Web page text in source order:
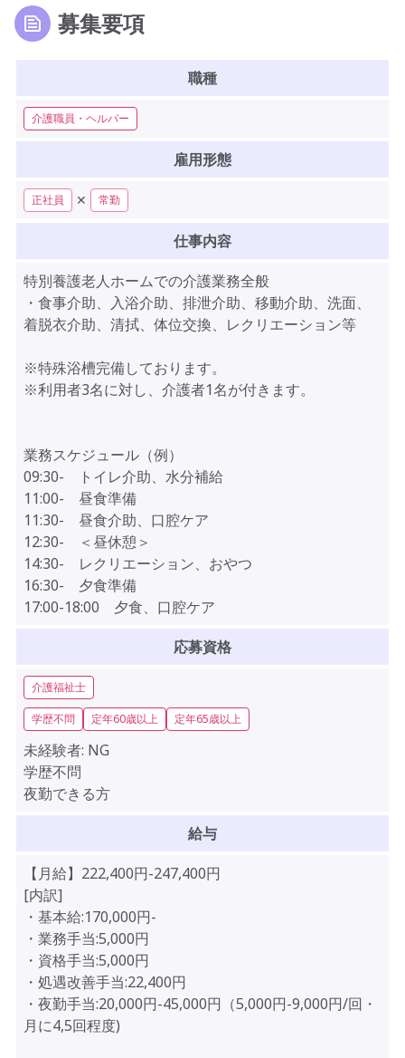
募集要項
職種
介護職員・ヘルパー
雇用形態
正社員 ✕ 常勤
仕事内容
特別養護老人ホームでの介護業務全般
・食事介助、入浴介助、排泄介助、移動介助、洗面、
着脱衣介助、清拭、体位交換、レクリエーション等
※特殊浴槽完備しております。
※利用者3名に対し、介護者1名が付きます。
業務スケジュール（例）
09:30- トイレ介助、水分補給
11:00- 昼食準備
11:30- 昼食介助、口腔ケア
12:30- ＜昼休憩＞
14:30- レクリエーション、おやつ
16:30- 夕食準備
17:00-18:00 夕食、口腔ケア
応募資格
介護福祉士
学歴不問 定年60歳以上 定年65歳以上
未経験者: NG
学歴不問
夜勤できる方
給与
【月給】222,400円-247,400円
[内訳]
・基本給:170,000円-
・業務手当:5,000円
・資格手当:5,000円
・処遇改善手当:22,400円
・夜勤手当:20,000円-45,000円（5,000円-9,000円/回・
月に4,5回程度)